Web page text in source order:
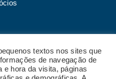
textos nos sites que
de navegação de
e hora da visita, páginas